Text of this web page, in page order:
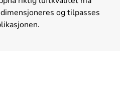
og tilpasses